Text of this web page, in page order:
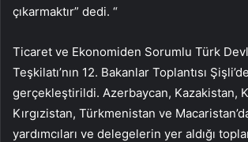
çıkarmaktır” dedi. “
Ticaret ve Ekonomiden Sorumlu Türk
Teşkilatı’nın 12. Bakanlar Toplantısı
gerçekleştirildi. Azerbaycan, Kazakistan,
Kırgızistan, Türkmenistan ve
yardımcıları ve delegelerin yer aldığı